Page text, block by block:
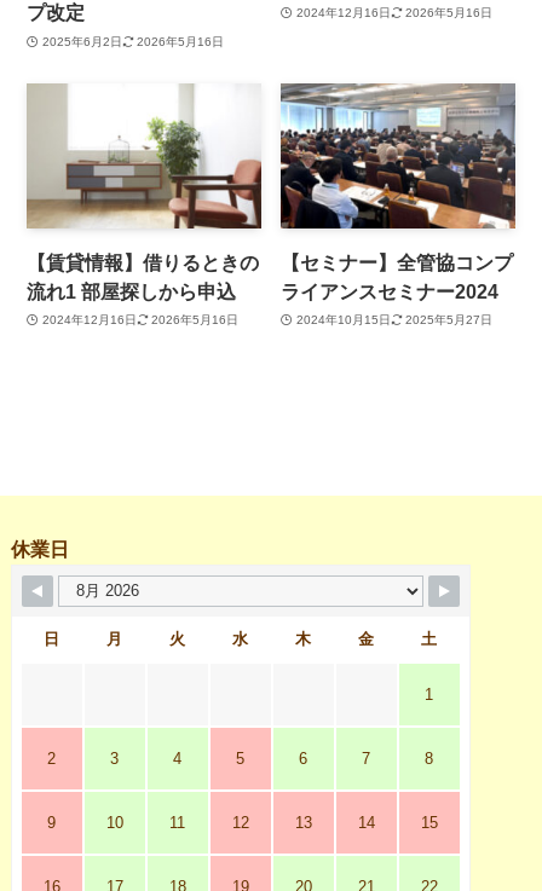
プ改定
2025年6月2日 2026年5月16日
2024年12月16日 2026年5月16日
【賃貸情報】借りるときの
流れ1 部屋探しから申込
2024年12月16日 2026年5月16日
【セミナー】全管協コンプ
ライアンスセミナー2024
2024年10月15日 2025年5月27日
休業日
日 月 火 水 木 金 土
1
2 3 4 5 6 7 8
9 10 11 12 13 14 15
16 17 18 19 20 21 22